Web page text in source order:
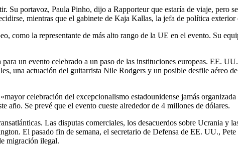
Su portavoz, Paula Pinho, dijo a Rapporteur que estaría de viaje, pero
mientras que el gabinete de Kaja Kallas, la jefa de política
como la representante de más alto rango de la UE en el evento. Su
para un evento celebrado a un paso de las instituciones europeas. EE.
una actuación del guitarrista Nile Rodgers y un posible desfile aéreo
celebración del excepcionalismo estadounidense jamás
año. Se prevé que el evento cueste alrededor de 4 millones de dólares.
Las disputas comerciales, los desacuerdos sobre Ucrania y
El pasado fin de semana, el secretario de Defensa de EE. UU.,
migración ilegal.